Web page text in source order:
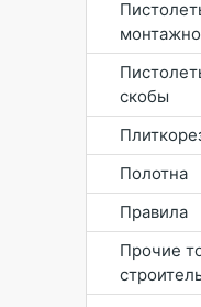
скобы
Полотна
Правила
Прочие